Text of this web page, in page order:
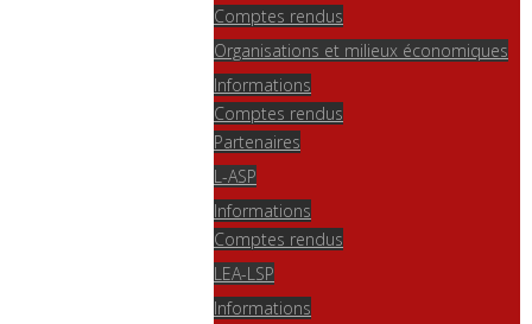
Comptes rendus
Organisations et milieux économiques
Informations
Comptes rendus
Partenaires
L-ASP
Informations
Comptes rendus
LEA-LSP
Informations